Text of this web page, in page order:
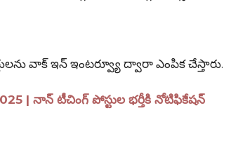
వాక్ ఇన్ ఇంటర్వ్యూ ద్వారా ఎంపిక చేస్తారు.
| నాన్ టీచింగ్ పోస్టుల భర్తీకి నోటిఫికేషన్